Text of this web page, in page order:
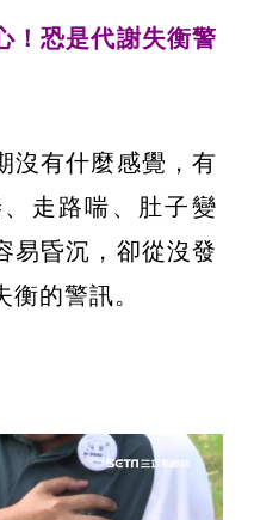
！恐是代謝失衡警
沒有什麼感覺，有
走路喘、肚子變
易昏沉，卻從沒發
的警訊。